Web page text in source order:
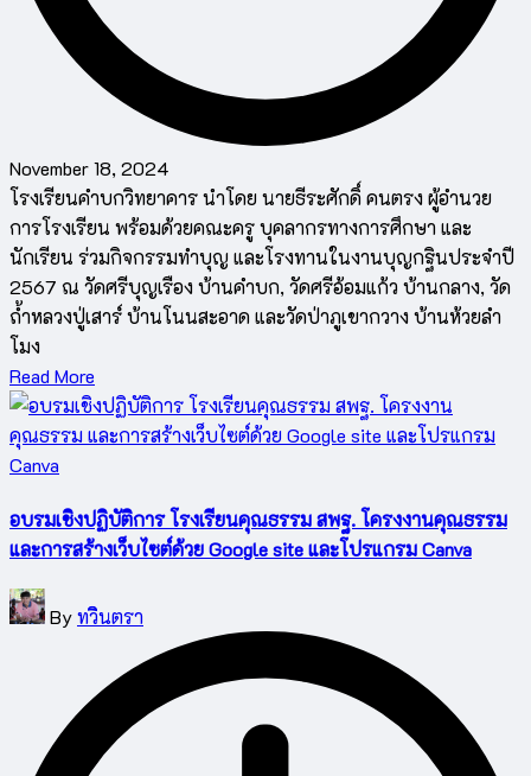
November 18, 2024
โรงเรียนคำบกวิทยาคาร นำโดย นายธีระศักดิ์ คนตรง ผู้อำนวย
การโรงเรียน พร้อมด้วยคณะครู บุคลากรทางการศึกษา และ
นักเรียน ร่วมกิจกรรมทำบุญ และโรงทานในงานบุญกฐินประจำปี
2567 ณ วัดศรีบุญเรือง บ้านคำบก, วัดศรีอ้อมแก้ว บ้านกลาง, วัด
ถ้ำหลวงปู่เสาร์ บ้านโนนสะอาด และวัดป่าภูเขากวาง บ้านห้วยลำ
โมง
Read More
อบรมเชิงปฏิบัติการ โรงเรียนคุณธรรม สพฐ. โครงงานคุณธรรม
และการสร้างเว็บไซต์ด้วย Google site และโปรแกรม Canva
Posted
by
Byทวินตรา